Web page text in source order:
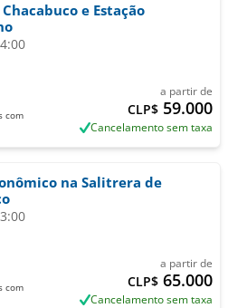
e Estação
a partir de
CLP$ 59.000
Cancelamento sem taxa
com
na Salitrera de
a partir de
CLP$ 65.000
Cancelamento sem taxa
com